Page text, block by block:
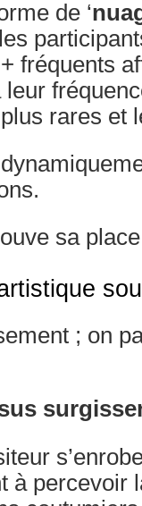
de ‘
fréquents
rares et
sa place
; on
à percevoir